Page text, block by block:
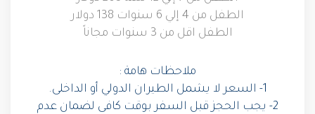
الطفل من 4 إلي 6 سنوات 138 دولار
الطفل اقل من 3 سنوات مجاناً
ملاحظات هامة :
1- السعر لا يشمل الطيران الدولي أو الداخلى.
2- يجب الحجز قبل السفر بوقت كافى لضمان عدم